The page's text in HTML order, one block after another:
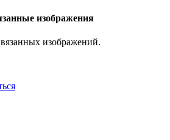
изображения
изображений.